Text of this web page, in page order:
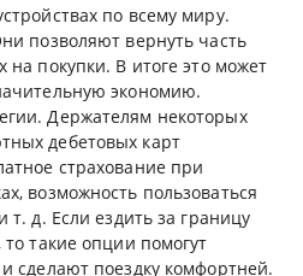
по всему миру.
позволяют вернуть часть
на покупки. В итоге это может
экономию.
Держателям некоторых
дебетовых карт
страхование при
возможность пользоваться
т. д. Если ездить за границу
то такие опции помогут
сделают поездку комфортней.